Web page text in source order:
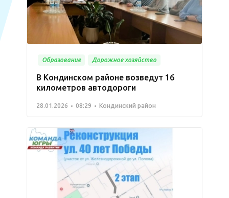
Образование Дорожное хозяйство
В Кондинском районе возведут 16
километров автодороги
28.01.2026 08:29 Кондинский район